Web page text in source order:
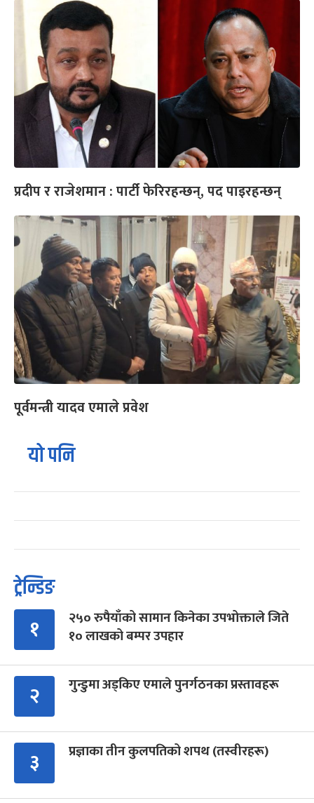
प्रदीप र राजेशमान : पार्टी फेरिरहन्छन्, पद पाइरहन्छन्
पूर्वमन्त्री यादव एमाले प्रवेश
यो पनि
ट्रेन्डिङ
१
२५० रुपैयाँको सामान किनेका उपभोक्ताले जिते
१० लाखको बम्पर उपहार
२ गुन्डुमा अड्किए एमाले पुनर्गठनका प्रस्तावहरू
३ प्रज्ञाका तीन कुलपतिको शपथ (तस्वीरहरू)